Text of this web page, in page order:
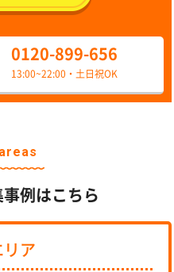
0120-899-656
13:00~22:00・土日祝OK
事例はこちら
リア